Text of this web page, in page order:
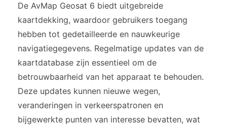
De AvMap Geosat 6 biedt uitgebreide
kaartdekking, waardoor gebruikers toegang
hebben tot gedetailleerde en nauwkeurige
navigatiegegevens. Regelmatige updates van de
kaartdatabase zijn essentieel om de
betrouwbaarheid van het apparaat te behouden.
Deze updates kunnen nieuwe wegen,
veranderingen in verkeerspatronen en
bijgewerkte punten van interesse bevatten, wat